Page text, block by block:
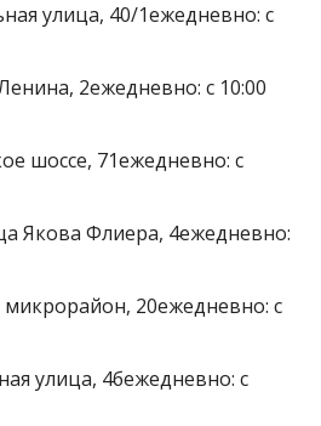
улица, 40/1ежедневно: с
2ежедневно: с 10:00
шоссе, 71ежедневно: с
Якова Флиера, 4ежедневно:
20ежедневно: с
улица, 4бежедневно: с